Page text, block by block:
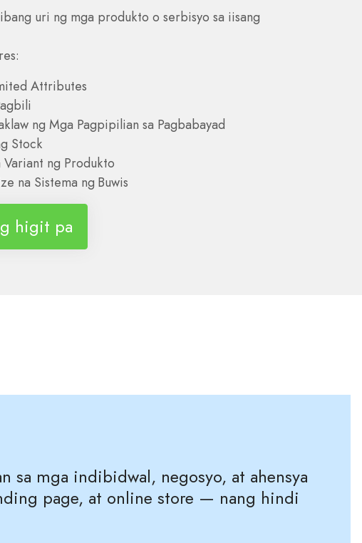
uri ng mga produkto o serbisyo sa iisang
Attributes
ng Mga Pagpipilian sa Pagbabayad
Stock
ng Produkto
na Sistema ng Buwis
higit pa
sa mga indibidwal, negosyo, at ahensya
page, at online store — nang hindi